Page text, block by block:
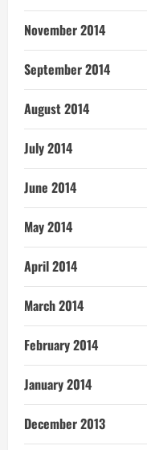
November 2014
September 2014
August 2014
July 2014
June 2014
May 2014
April 2014
March 2014
February 2014
January 2014
December 2013